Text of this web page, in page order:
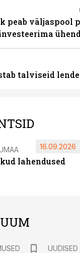
peab väljaspool
talviseid lende
lahendused
16.09.2026
UUDISED